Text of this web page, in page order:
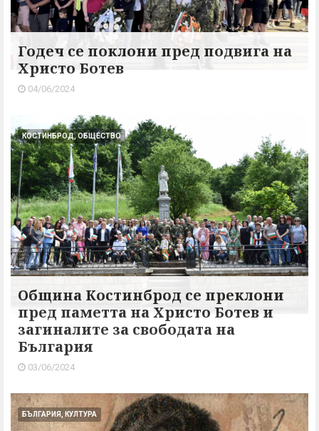
Годеч се поклони пред подвига на
Христо Ботев
04/06/2024
КОСТИНБРОД, ОБЩЕСТВО
Oбщина Костинброд се преклони
пред паметта на Христо Ботев и
загиналите за свободата на
България
03/06/2024
БЪЛГАРИЯ, КУЛТУРА